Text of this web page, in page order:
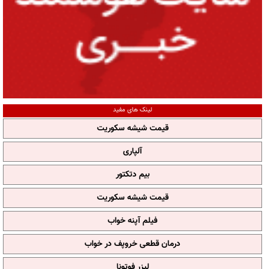
لینک های مفید
قیمت شیشه سکوریت
آلپاری
بیم دتکتور
قیمت شیشه سکوریت
فیلم آپنه خواب
درمان قطعی خروپف در خواب